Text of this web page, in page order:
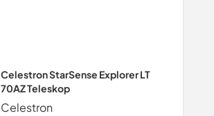
Celestron StarSense Explorer LT
70AZ Teleskop
Celestron